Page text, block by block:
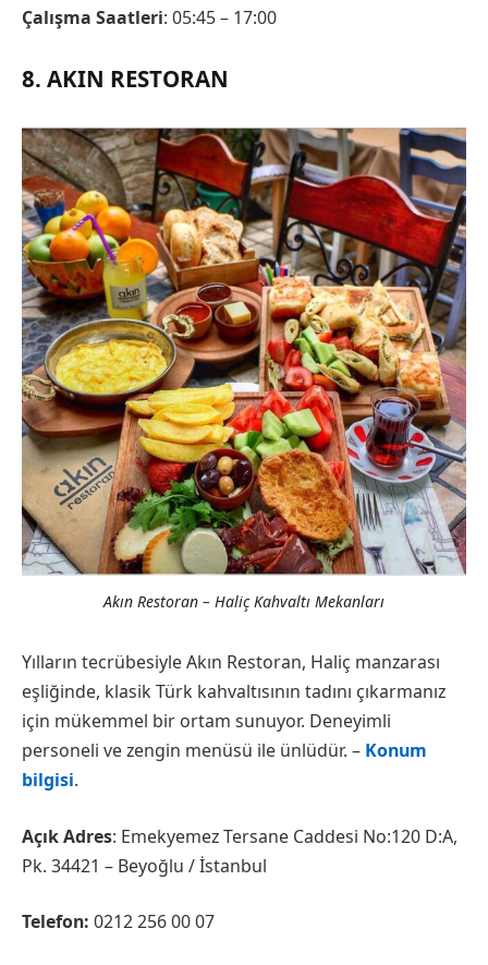
Çalışma Saatleri: 05:45 – 17:00
8. AKIN RESTORAN
Akın Restoran – Haliç Kahvaltı Mekanları
Yılların tecrübesiyle Akın Restoran, Haliç manzarası
eşliğinde, klasik Türk kahvaltısının tadını çıkarmanız
için mükemmel bir ortam sunuyor. Deneyimli
personeli ve zengin menüsü ile ünlüdür. – Konum
bilgisi.
Açık Adres: Emekyemez Tersane Caddesi No:120 D:A,
Pk. 34421 – Beyoğlu / İstanbul
Telefon: 0212 256 00 07